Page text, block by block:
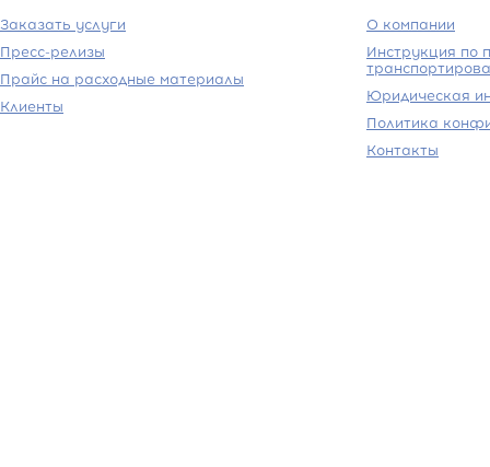
Заказать услуги
Пресс-релизы
Прайс на расходные материалы
Клиенты
О компании
Инструкция по
Юридическая
Политика
Контакты